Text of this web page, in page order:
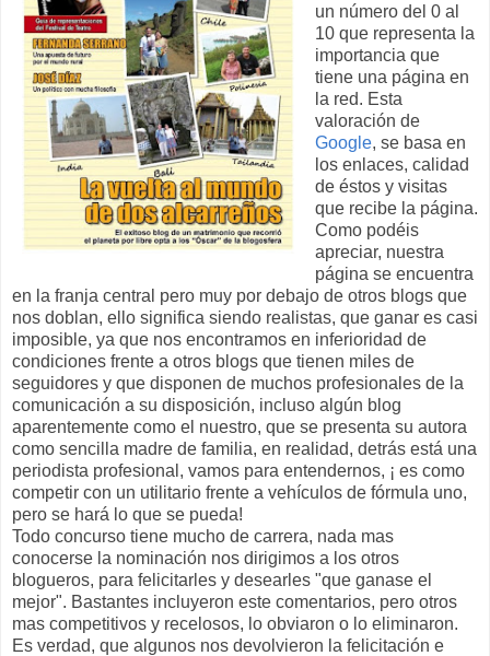
un número del 0 al
10 que representa la
importancia que
tiene una página en
la red. Esta
valoración de
Google, se basa en
los enlaces, calidad
de éstos y visitas
que recibe la página.
Como podéis
apreciar, nuestra
página se encuentra
en la franja central pero muy por debajo de otros blogs que
nos doblan, ello significa siendo realistas, que ganar es casi
imposible, ya que nos encontramos en inferioridad de
condiciones frente a otros blogs que tienen miles de
seguidores y que disponen de muchos profesionales de la
comunicación a su disposición, incluso algún blog
aparentemente como el nuestro, que se presenta su autora
como sencilla madre de familia, en realidad, detrás está una
periodista profesional, vamos para entendernos, ¡ es como
competir con un utilitario frente a vehículos de fórmula uno,
pero se hará lo que se pueda!
Todo concurso tiene mucho de carrera, nada mas
conocerse la nominación nos dirigimos a los otros
blogueros, para felicitarles y desearles "que ganase el
mejor". Bastantes incluyeron este comentarios, pero otros
mas competitivos y recelosos, lo obviaron o lo eliminaron.
Es verdad, que algunos nos devolvieron la felicitación e